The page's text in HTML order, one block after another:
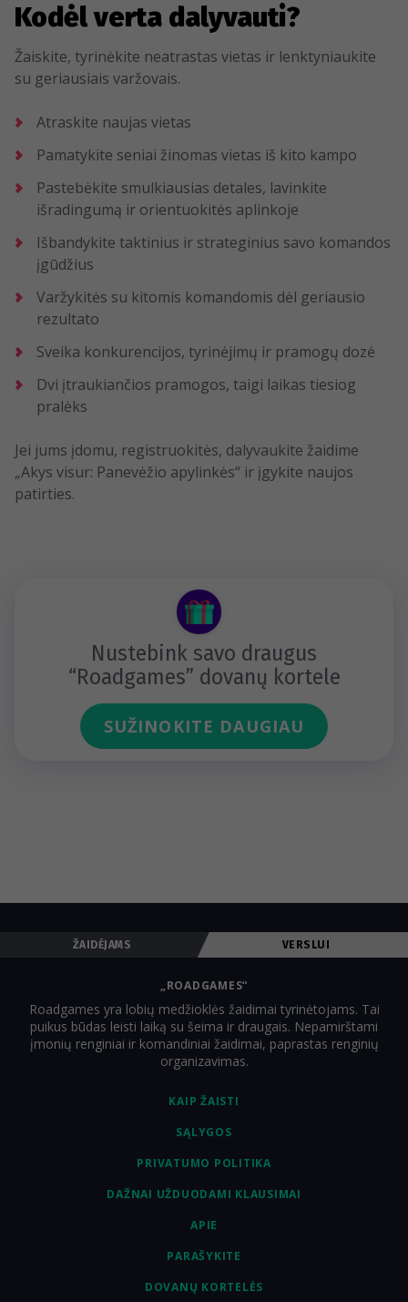
Kodėl verta dalyvauti?
Žaiskite, tyrinėkite neatrastas vietas ir lenktyniaukite
su geriausiais varžovais.
Atraskite naujas vietas
Pamatykite seniai žinomas vietas iš kito kampo
Pastebėkite smulkiausias detales, lavinkite
išradingumą ir orientuokitės aplinkoje
Išbandykite taktinius ir strateginius savo komandos
įgūdžius
Varžykitės su kitomis komandomis dėl geriausio
rezultato
Sveika konkurencijos, tyrinėjimų ir pramogų dozė
Dvi įtraukiančios pramogos, taigi laikas tiesiog
pralėks
Jei jums įdomu, registruokitės, dalyvaukite žaidime
„Akys visur: Panevėžio apylinkės“ ir įgykite naujos
patirties.
Nustebink savo draugus
“Roadgames” dovanų kortele
SUŽINOKITE DAUGIAU
ŽAIDĖJAMS VERSLUI
KAIP ŽAISTI
SĄLYGOS
PRIVATUMO POLITIKA
DAŽNAI UŽDUODAMI KLAUSIMAI
APIE
PARAŠYKITE
DOVANŲ KORTELĖS
„ROADGAMES“
Roadgames yra lobių medžioklės žaidimai tyrinėtojams. Tai
puikus būdas leisti laiką su šeima ir draugais. Nepamirštami
įmonių renginiai ir komandiniai žaidimai, paprastas renginių
organizavimas.